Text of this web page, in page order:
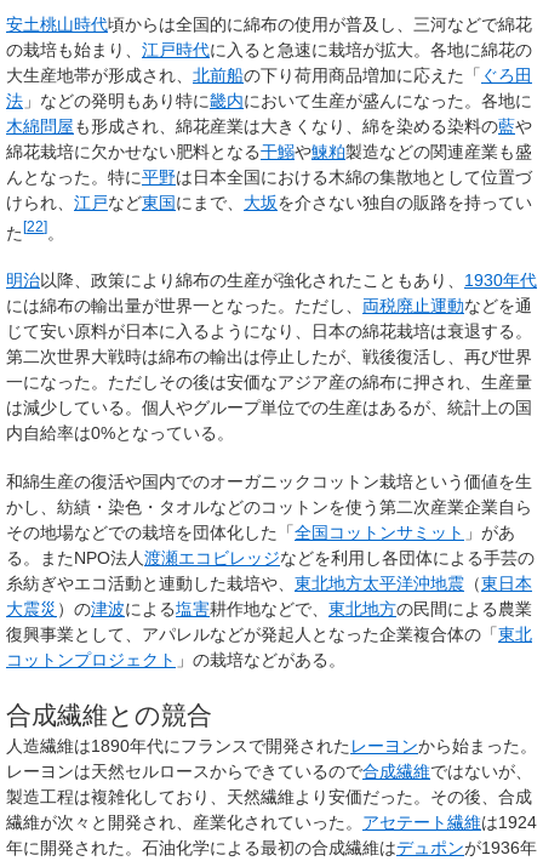
安土桃山時代頃からは全国的に綿布の使用が普及し、三河などで綿花
の栽培も始まり、 江戸時代に入ると急速に栽培が拡大。各地に綿花の
大生産地帯が形成され、 北前船の下り荷用商品増加に応えた「 ぐろ田
法 」などの発明もあり特に畿内において生産が盛んになった。各地に
木綿問屋も形成され、綿花産業は大きくなり、綿を染める染料の藍や
綿花栽培に欠かせない肥料となる干鰯や鰊粕製造などの関連産業も盛
んとなった。特に平野は日本全国における木綿の集散地として位置づ
けられ、 江戸など東国にまで、 大坂を介さない独自の販路を持ってい
た[22]。
明治以降、政策により綿布の生産が強化されたこともあり、 1930年代
には綿布の輸出量が世界一となった。ただし、 両税廃止運動などを通
じて安い原料が日本に入るようになり、日本の綿花栽培は衰退する。
第二次世界大戦時は綿布の輸出は停止したが、戦後復活し、再び世界
一になった。ただしその後は安価なアジア産の綿布に押され、生産量
は減少している。個人やグループ単位での生産はあるが、統計上の国
内自給率は0%となっている。
和綿生産の復活や国内でのオーガニックコットン栽培という価値を生
かし、紡績・染色・タオルなどのコットンを使う第二次産業企業自ら
その地場などでの栽培を団体化した「全国コットンサミット 」があ
る。またNPO法人渡瀬エコビレッジなどを利用し各団体による手芸の
糸紡ぎやエコ活動と連動した栽培や、 東北地方太平洋沖地震 （東日本
大震災 ）の津波による塩害耕作地などで、 東北地方の民間による農業
復興事業として、アパレルなどが発起人となった企業複合体の「東北
コットンプロジェクト 」の栽培などがある。
合成繊維との競合
人造繊維は1890年代にフランスで開発された レーヨンから始まった。
レーヨンは天然セルロースからできているので合成繊維ではないが、
製造工程は複雑化しており、天然繊維より安価だった。その後、合成
繊維が次々と開発され、産業化されていった。 アセテート繊維は1924
年に開発された。石油化学による最初の合成繊維はデュポンが1936年